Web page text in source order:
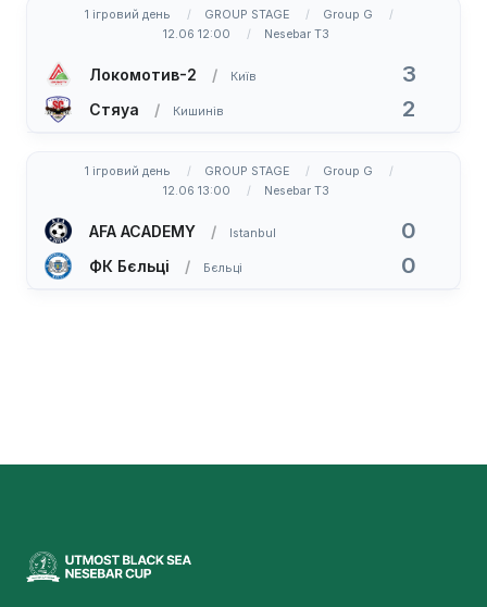
1 ігровий день GROUP STAGE
Group G
12.06 12:00
Nesebar T3
Локомотив-2 Київ 3
Стяуа Кишинів 2
1 ігровий день GROUP STAGE
Group G
12.06 13:00
Nesebar T3
AFA ACADEMY Istanbul 0
ФК Бєльці Бєльці 0